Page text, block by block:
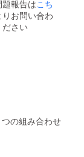
報告はこち
りお問い合わ
ださい
の組み合わせ